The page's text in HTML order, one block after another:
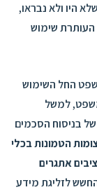
היו ולא נבראו,
שימוש
החל השימוש
למשל
בניסוח הסכמים
הטמונות בכלי
אתגרים
לזליגת מידע